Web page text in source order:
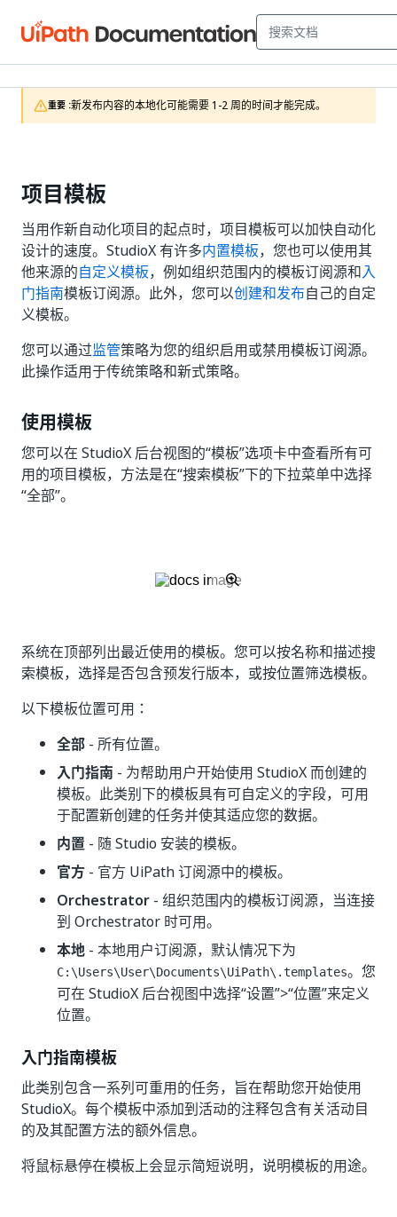
重要 :新发布内容的本地化可能需要 1-2 周的时间才能完成。
项目模板
当用作新自动化项目的起点时，项目模板可以加快自动化
设计的速度。StudioX 有许多内置模板，您也可以使用其
他来源的自定义模板，例如组织范围内的模板订阅源和入
门指南模板订阅源。此外，您可以创建和发布自己的自定
义模板。
您可以通过监管策略为您的组织启用或禁用模板订阅源。
此操作适用于传统策略和新式策略。
使用模板
您可以在 StudioX 后台视图的“模板”选项卡中查看所有可
用的项目模板，方法是在“搜索模板”下的下拉菜单中选择
“全部”。
系统在顶部列出最近使用的模板。您可以按名称和描述搜
索模板，选择是否包含预发行版本，或按位置筛选模板。
以下模板位置可用：
全部 - 所有位置。
入门指南 - 为帮助用户开始使用 StudioX 而创建的
模板。此类别下的模板具有可自定义的字段，可用
于配置新创建的任务并使其适应您的数据。
内置 - 随 Studio 安装的模板。
官方 - 官方 UiPath 订阅源中的模板。
Orchestrator - 组织范围内的模板订阅源，当连接
到 Orchestrator 时可用。
本地 - 本地用户订阅源，默认情况下为
C:\Users\User\Documents\UiPath\.templates。您
可在 StudioX 后台视图中选择“设置”>“位置”来定义
位置。
入门指南模板
此类别包含一系列可重用的任务，旨在帮助您开始使用
StudioX。每个模板中添加到活动的注释包含有关活动目
的及其配置方法的额外信息。
将鼠标悬停在模板上会显示简短说明，说明模板的用途。